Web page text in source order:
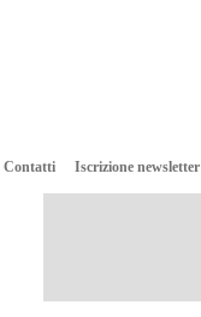
Contatti Iscrizione newsletter